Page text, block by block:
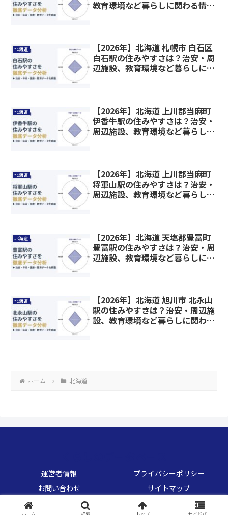
教育環境など暮らしに関わる情報
北海道
【2026年】北海道 札幌市 白石区
白石駅の住みやすさは？治安・周
辺施設、教育環境など暮らしに関
北海道
【2026年】北海道 上川郡当麻町
伊香牛駅の住みやすさは？治安・
周辺施設、教育環境など暮らしに
北海道
【2026年】北海道 上川郡当麻町
将軍山駅の住みやすさは？治安・
周辺施設、教育環境など暮らしに
北海道
【2026年】北海道 天塩郡豊富町
豊富駅の住みやすさは？治安・周
辺施設、教育環境など暮らしに関
北海道
【2026年】北海道 旭川市 北永山
駅の住みやすさは？治安・周辺施
設、教育環境など暮らしに関わる
ホーム 北海道
運営者情報
プライバシーポリシー
お問い合わせ
サイトマップ
© 2026 くらしのデータベース.